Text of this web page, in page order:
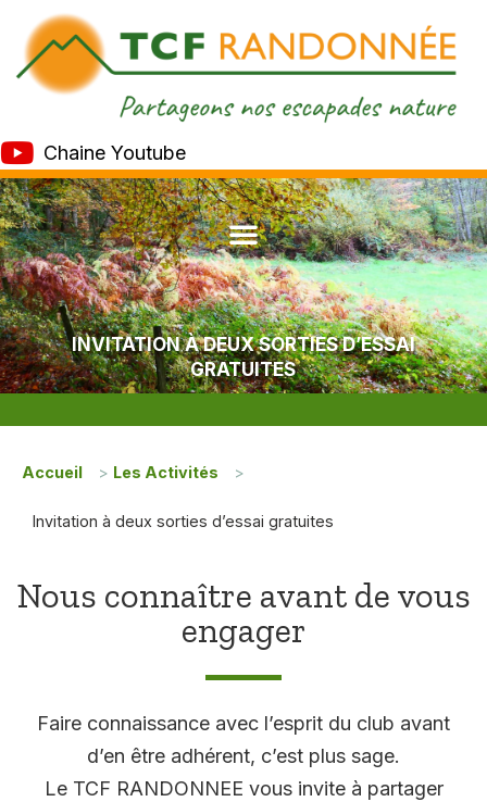
Chaine Youtube
INVITATION À DEUX SORTIES D’ESSAI
GRATUITES
Accueil > Les Activités >
Invitation à deux sorties d’essai gratuites
Nous connaître avant de vous
engager
Faire connaissance avec l’esprit du club avant
d’en être adhérent, c’est plus sage.
Le TCF RANDONNEE vous invite à partager